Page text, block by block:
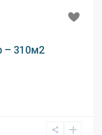
– 310м2